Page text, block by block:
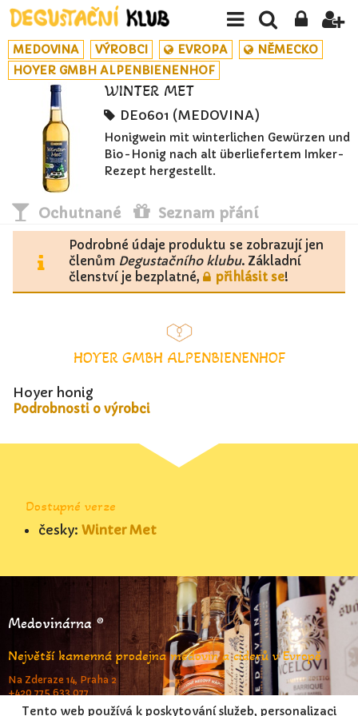
MEDOVINA VÝROBCI EVROPA
NĚMECKO
HOYER GMBH ALPENBIENENHOF
WINTER MET
DE0601 (MEDOVINA)
Honigwein mit winterlichen Gewürzen und
Bio-Honig nach alt überliefertem Imker-
Rezept hergestellt.
Ochutnané Seznam přání
Podrobné údaje produktu se zobrazují jen
členům Degustačního klubu. Základní
členství je bezplatné,
přihlásit se!
HOYER GMBH ALPENBIENENHOF
Hoyer honig
Podrobnosti o výrobci
Dostupné verze
česky: Winter Met
Medovinárna ®
Největší kamenná prodejna medovin a ciderů v Evropě
Na Zderaze 14, Praha 2
+420 775 633 077
www.medovinarna.cz
Tento web používá k poskytování služeb, personalizaci